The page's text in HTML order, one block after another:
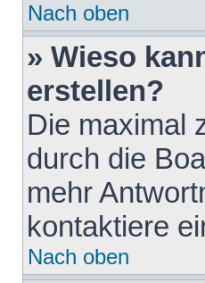
Nach oben
» Wieso
erstellen?
Die maximal
durch die
mehr
kontaktiere
Nach oben